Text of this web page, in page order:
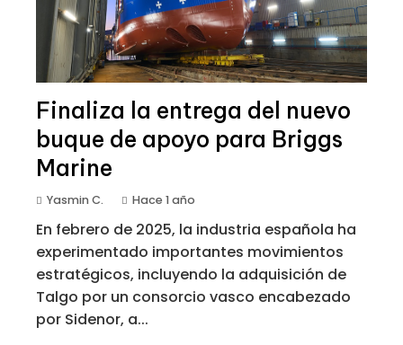
Finaliza la entrega del nuevo
buque de apoyo para Briggs
Marine
Yasmin C. Hace 1 año
En febrero de 2025, la industria española ha
experimentado importantes movimientos
estratégicos, incluyendo la adquisición de
Talgo por un consorcio vasco encabezado
por Sidenor, a...